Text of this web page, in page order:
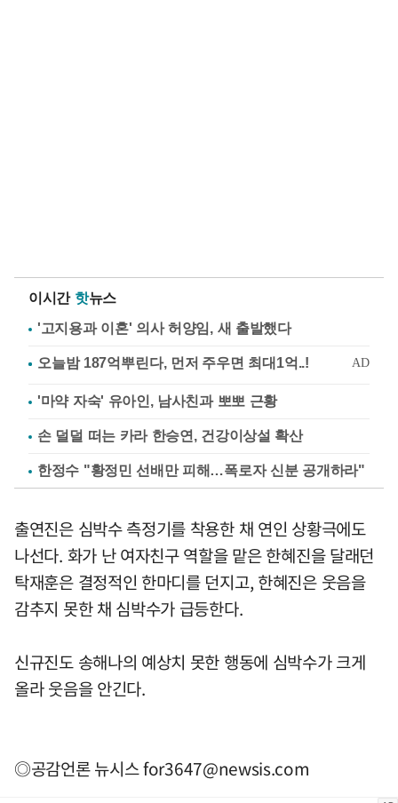
이시간 핫뉴스
'고지용과 이혼' 의사 허양임, 새 출발했다
'마약 자숙' 유아인, 남사친과 뽀뽀 근황
손 덜덜 떠는 카라 한승연, 건강이상설 확산
한정수 "황정민 선배만 피해…폭로자 신분 공개하라"
출연진은 심박수 측정기를 착용한 채 연인 상황극에도
나선다. 화가 난 여자친구 역할을 맡은 한혜진을 달래던
탁재훈은 결정적인 한마디를 던지고, 한혜진은 웃음을
감추지 못한 채 심박수가 급등한다.
신규진도 송해나의 예상치 못한 행동에 심박수가 크게
올라 웃음을 안긴다.
◎공감언론 뉴시스for3647@newsis.com